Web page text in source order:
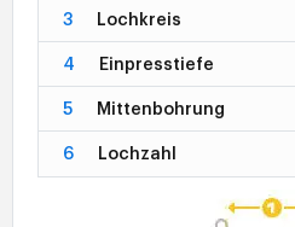
3 Lochkreis
4 Einpresstiefe
5 Mittenbohrung
6 Lochzahl